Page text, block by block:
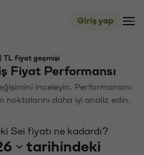
Giriş yap
TL fiyat geçmişi
Fiyat Performansı
inceleyin. Performansını
daha iyi analiz edin.
Sei fiyatı ne kadardı?
tarihindeki